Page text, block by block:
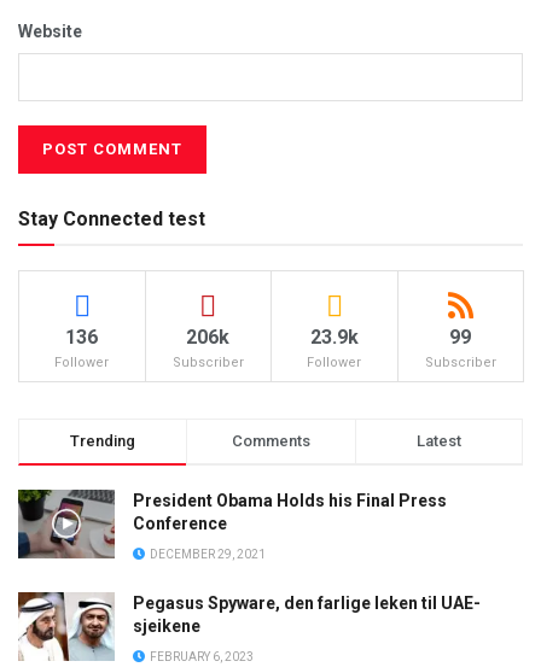
Website
Stay Connected test
136
Follower
206k
Subscriber
23.9k
Follower
99
Subscriber
Trending Comments Latest
President Obama Holds his Final Press
Conference
DECEMBER 29, 2021
Pegasus Spyware, den farlige leken til UAE-
sjeikene
FEBRUARY 6, 2023